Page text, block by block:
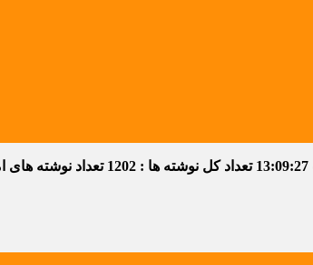
13:09:28 تعداد کل نوشته ها : 1202 تعداد نوشته های